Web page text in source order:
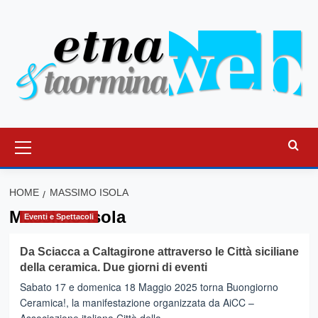
principale
HOME MASSIMO ISOLA
Massimo Isola
Eventi e Spettacoli
Da Sciacca a Caltagirone attraverso le Città siciliane
della ceramica. Due giorni di eventi
Sabato 17 e domenica 18 Maggio 2025 torna Buongiorno
Ceramica!, la manifestazione organizzata da AiCC –